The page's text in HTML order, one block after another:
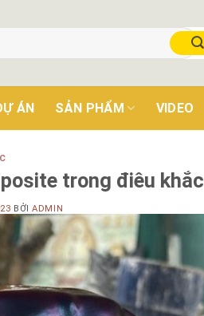
ÁN SẢN PHẨM VIDEO
trong điêu khắc
BỞIADMIN